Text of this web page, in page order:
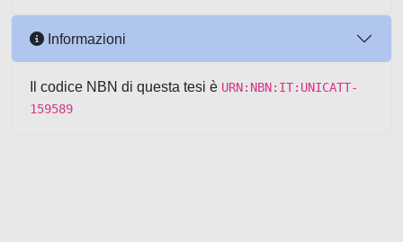
Informazioni
Il codice NBN di questa tesi è URN:NBN:IT:UNICATT-
159589